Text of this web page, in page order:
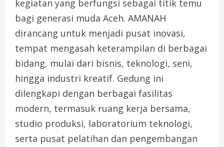
kegiatan yang berfungsi sebagai titik temu
bagi generasi muda Aceh. AMANAH
dirancang untuk menjadi pusat inovasi,
tempat mengasah keterampilan di berbagai
bidang, mulai dari bisnis, teknologi, seni,
hingga industri kreatif. Gedung ini
dilengkapi dengan berbagai fasilitas
modern, termasuk ruang kerja bersama,
studio produksi, laboratorium teknologi,
serta pusat pelatihan dan pengembangan